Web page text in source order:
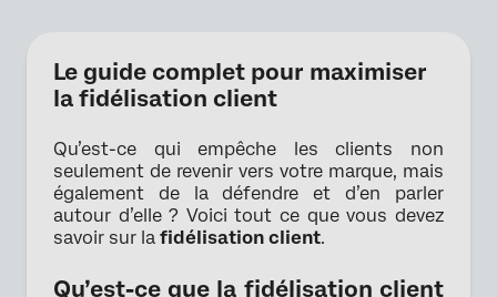
Le guide complet pour maximiser
la fidélisation client
Qu’est-ce qui empêche les clients non
seulement de revenir vers votre marque, mais
également de la défendre et d’en parler
autour d’elle ? Voici tout ce que vous devez
savoir sur la fidélisation client.
Qu’est-ce que la fidélisation client